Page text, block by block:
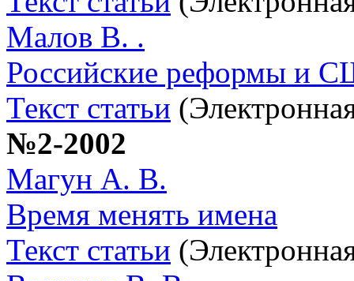
Малов В. .
Российские реформы и
Текст статьи
№2-2002
Магун А. В.
Время менять имена
Текст статьи